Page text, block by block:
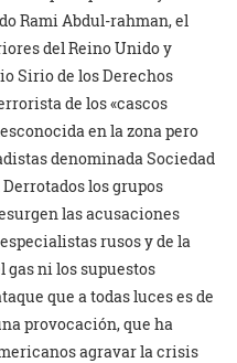
Rami Abdul-rahman, el
del Reino Unido y
Sirio de los Derechos
de los «cascos
en la zona pero
denominada Sociedad
los grupos
las acusaciones
rusos y de la
gas ni los supuestos
que a todas luces es de
provocación, que ha
agravar la crisis